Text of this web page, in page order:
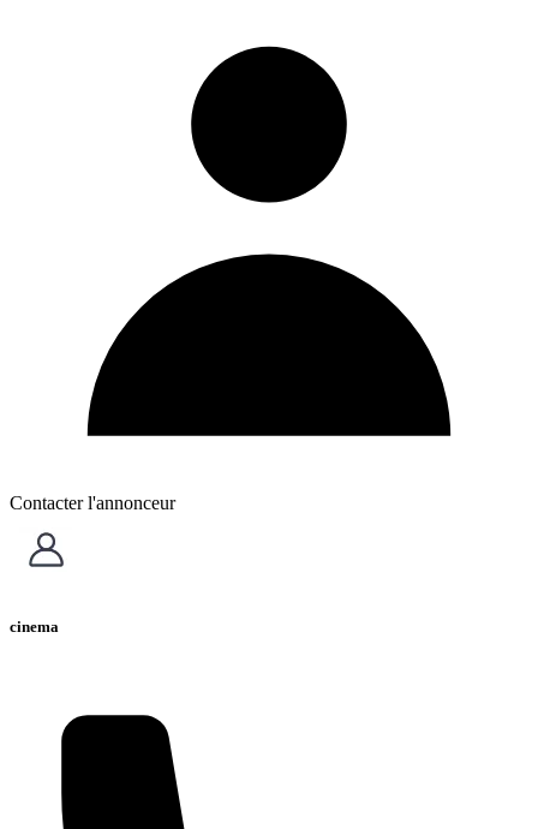
Contacter l'annonceur
cinema